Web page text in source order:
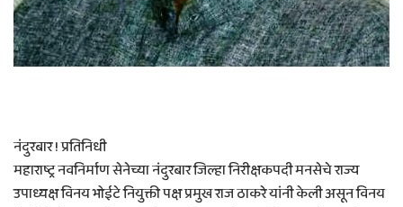
नंदुरबार ! प्रतिनिधी
महाराष्ट्र नवनिर्माण सेनेच्या नंदुरबार जिल्हा निरीक्षकपदी मनसेचे राज्य
उपाध्यक्ष विनय भोईटे नियुक्ती पक्ष प्रमुख राज ठाकरे यांनी केली असून विनय